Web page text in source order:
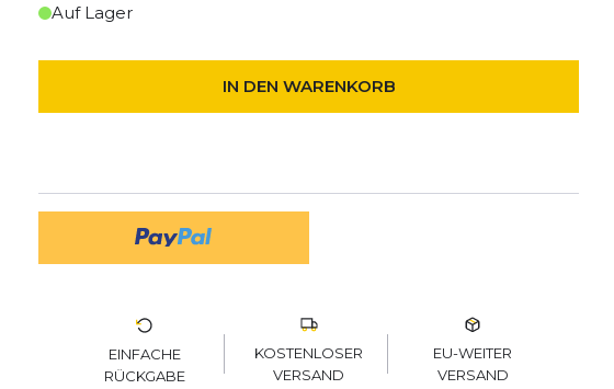
Auf Lager
IN DEN WARENKORB
EINFACHE
RÜCKGABE
KOSTENLOSER
VERSAND
EU-WEITER
VERSAND